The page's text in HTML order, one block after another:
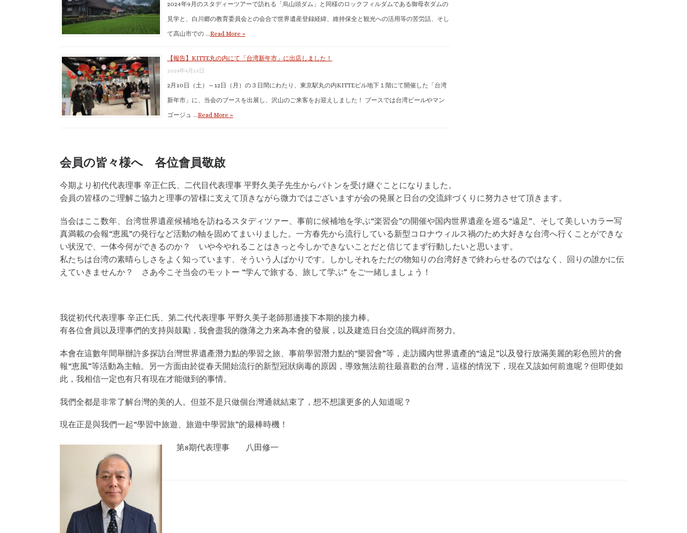
2024年9月のスタディーツアーで訪れる「烏山頭ダム」と同様のロックフィルダムである御母衣ダムの
見学と、白川郷の教育委員会との会合で世界遺産登録経緯、維持保全と観光への活用等の苦労話、そし
て高山市での …Read More »
【報告】KITTE丸の内にて「台湾新年市」に出店しました！
2024年4月13日
2月10日（土）～12日（月）の３日間にわたり、東京駅丸の内KITTEビル地下１階にて開催した「台湾
新年市」に、当会のブースを出展し、沢山のご来客をお迎えしました！ ブースでは台湾ビールやマン
ゴージュ …Read More »
会員の皆々様へ 各位會員敬啟
今期より初代代表理事 辛正仁氏、二代目代表理事 平野久美子先生からバトンを受け継ぐことになりました。
会員の皆様のご理解ご協力と理事の皆様に支えて頂きながら微力ではございますが会の発展と日台の交流絆づくりに努力させて頂きます。
当会はここ数年、台湾世界遺産候補地を訪ねるスタディツァー、事前に候補地を学ぶ“楽習会”の開催や国内世界遺産を巡る“遠足”、そして美しいカラー写
真満載の会報“恵風”の発行など活動の軸を固めてまいりました。一方春先から流行している新型コロナウィルス禍のため大好きな台湾へ行くことができな
い状況で、一体今何ができるのか？ いや今やれることはきっと今しかできないことだと信じてまず行動したいと思います。
私たちは台湾の素晴らしさをよく知っています、そういう人ばかりです。しかしそれをただの物知りの台湾好きで終わらせるのではなく、回りの誰かに伝
えていきませんか？ さあ今こそ当会のモットー “学んで旅する、旅して学ぶ” をご一緒しましょう！
我從初代代表理事 辛正仁氏、第二代代表理事 平野久美子老師那邊接下本期的接力棒。
有各位會員以及理事們的支持與鼓勵，我會盡我的微薄之力來為本會的發展，以及建造日台交流的羈絆而努力。
本會在這數年間舉辦許多探訪台灣世界遺產潛力點的學習之旅、事前學習潛力點的“樂習會”等，走訪國內世界遺產的“遠足”以及發行放滿美麗的彩色照片的會
報“恵風”等活動為主軸。另一方面由於從春天開始流行的新型冠狀病毒的原因，導致無法前往最喜歡的台灣，這樣的情況下，現在又該如何前進呢？但即使如
此，我相信一定也有只有現在才能做到的事情。
我們全都是非常了解台灣的美的人。但並不是只做個台灣通就結束了，想不想讓更多的人知道呢？
現在正是與我們一起“學習中旅遊、旅遊中學習旅”的最棒時機！
第8期代表理事 八田修一